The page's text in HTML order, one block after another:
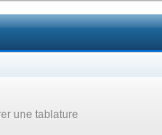
une tablature